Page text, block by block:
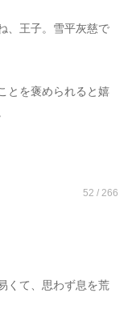
、王子。雪平灰慈で
とを褒められると嬉
52 / 266
くて、思わず息を荒